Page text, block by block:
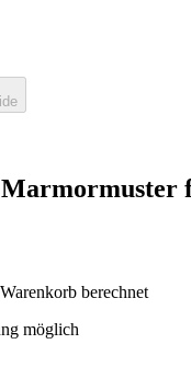
berechnet
möglich